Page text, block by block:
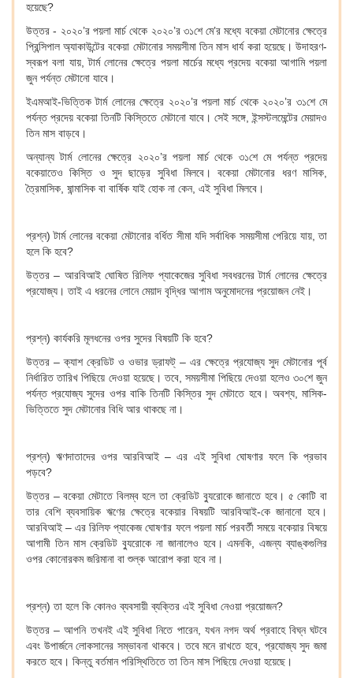
হয়েছে?
উত্তর - ২০২০’র পয়লা মার্চ থেকে ২০২০’র ৩১শে মে’র মধ্যে বকেয়া মেটানোর ক্ষেত্রে
প্রিন্সিপাল অ্যাকাউন্টের বকেয়া মেটানোর সময়সীমা তিন মাস ধার্য করা হয়েছে। উদাহরণ-
স্বরূপ বলা যায়, টার্ম লোনের ক্ষেত্রে পয়লা মার্চের মধ্যে প্রদেয় বকেয়া আগামি পয়লা
জুন পর্যন্ত মেটানো যাবে।
ইএমআই-ভিত্তিক টার্ম লোনের ক্ষেত্রে ২০২০’র পয়লা মার্চ থেকে ২০২০’র ৩১শে মে
পর্যন্ত প্রদেয় বকেয়া তিনটি কিস্তিতে মেটানো যাবে। সেই সঙ্গে, ইন্সস্টলমেন্টের মেয়াদও
তিন মাস বাড়বে।
অন্যান্য টার্ম লোনের ক্ষেত্রে ২০২০’র পয়লা মার্চ থেকে ৩১শে মে পর্যন্ত প্রদেয়
বকেয়াতেও কিস্তি ও সুদ ছাড়ের সুবিধা মিলবে। বকেয়া মেটানোর ধরণ মাসিক,
ত্রৈমাসিক, ষান্মাসিক বা বার্ষিক যাই হোক না কেন, এই সুবিধা মিলবে।
প্রশ্ন) টার্ম লোনের বকেয়া মেটানোর বর্ধিত সীমা যদি সর্বাধিক সময়সীমা পেরিয়ে যায়, তা
হলে কি হবে?
উত্তর – আরবিআই ঘোষিত রিলিফ প্যাকেজের সুবিধা সবধরনের টার্ম লোনের ক্ষেত্রে
প্রযোজ্য। তাই এ ধরনের লোনে মেয়াদ বৃদ্ধির আগাম অনুমোদনের প্রয়োজন নেই।
প্রশ্ন) কার্যকরি মূলধনের ওপর সুদের বিষয়টি কি হবে?
উত্তর – ক্যাশ ক্রেডিট ও ওভার ড্রাফট্‌ – এর ক্ষেত্রে প্রযোজ্য সুদ মেটানোর পূর্ব
নির্ধারিত তারিখ পিছিয়ে দেওয়া হয়েছে। তবে, সময়সীমা পিছিয়ে দেওয়া হলেও ৩০শে জুন
পর্যন্ত প্রযোজ্য সুদের ওপর বাকি তিনটি কিস্তির সুদ মেটাতে হবে। অবশ্য, মাসিক-
ভিত্তিতে সুদ মেটানোর বিধি আর থাকছে না।
প্রশ্ন) ঋণদাতাদের ওপর আরবিআই – এর এই সুবিধা ঘোষণার ফলে কি প্রভাব
পড়বে?
উত্তর – বকেয়া মেটাতে বিলম্ব হলে তা ক্রেডিট ব্যুরোকে জানাতে হবে। ৫ কোটি বা
তার বেশি ব্যবসায়িক ঋণের ক্ষেত্রে বকেয়ার বিষয়টি আরবিআই-কে জানানো হবে।
আরবিআই – এর রিলিফ প্যাকেজ ঘোষণার ফলে পয়লা মার্চ পরবর্তী সময়ে বকেয়ার বিষয়ে
আগামী তিন মাস ক্রেডিট ব্যুরোকে না জানালেও হবে। এমনকি, এজন্য ব্যাঙ্কগুলির
ওপর কোনোরকম জরিমানা বা শুল্ক আরোপ করা হবে না।
প্রশ্ন) তা হলে কি কোনও ব্যবসায়ী ব্যক্তির এই সুবিধা নেওয়া প্রয়োজন?
উত্তর – আপনি তখনই এই সুবিধা নিতে পারেন, যখন নগদ অর্থ প্রবাহে বিঘ্ন ঘটবে
এবং উপার্জনে লোকসানের সম্ভাবনা থাকবে। তবে মনে রাখতে হবে, প্রযোজ্য সুদ জমা
করতে হবে। কিন্তু বর্তমান পরিস্থিতিতে তা তিন মাস পিছিয়ে দেওয়া হয়েছে।